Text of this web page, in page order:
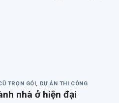
TRỌN GÓI, DỰ ÁN THI CÔNG
nhà ở hiện đại